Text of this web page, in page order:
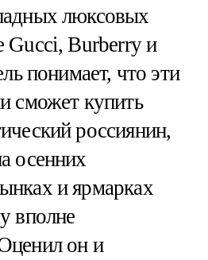
люксовых
Gucci, Burberry и
понимает, что эти
сможет купить
россиянин,
осенних
и ярмарках
вполне
он и